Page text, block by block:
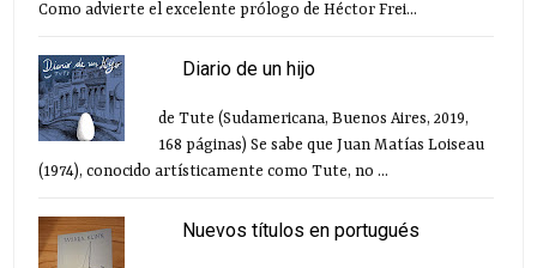
Como advierte el excelente prólogo de Héctor Frei...
Diario de un hijo
de Tute (Sudamericana, Buenos Aires, 2019,
168 páginas) Se sabe que Juan Matías Loiseau
(1974), conocido artísticamente como Tute, no ...
Nuevos títulos en portugués